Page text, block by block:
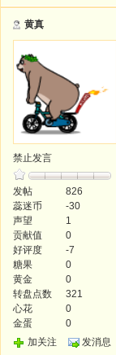
黄真
禁止发言
发帖
826
蕊迷币
-30
声望
1
贡献值
0
好评度
-7
糖果
0
黄金
0
转盘点数
321
心花
0
金蛋
0
加关注
发消息